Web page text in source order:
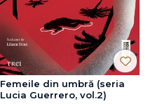
Femeile din umbră (seria
Lucia Guerrero, vol.2)